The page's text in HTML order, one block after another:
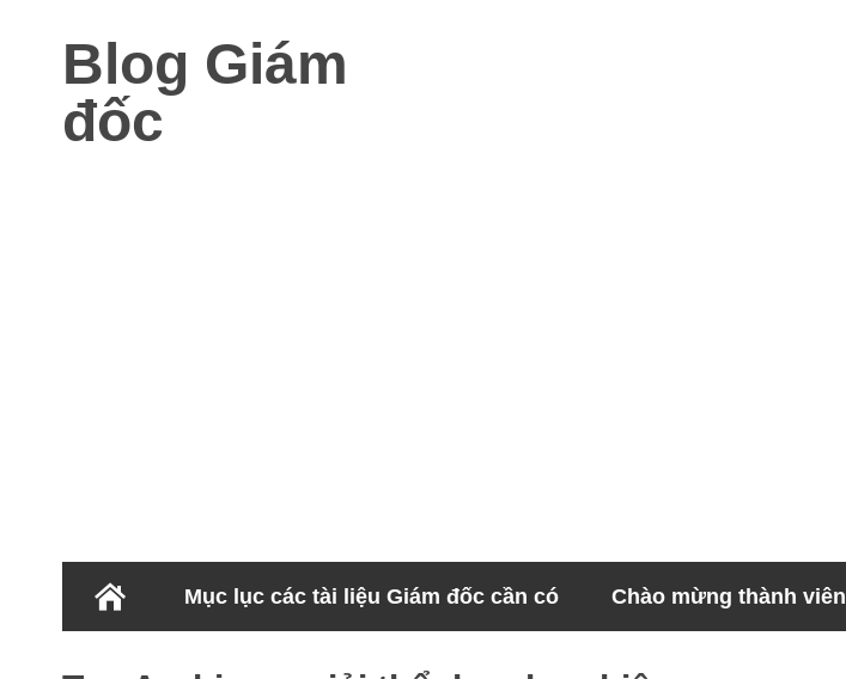
Blog Giám
đốc
Mục lục các tài liệu Giám đốc cần có Chào mừng thành viên